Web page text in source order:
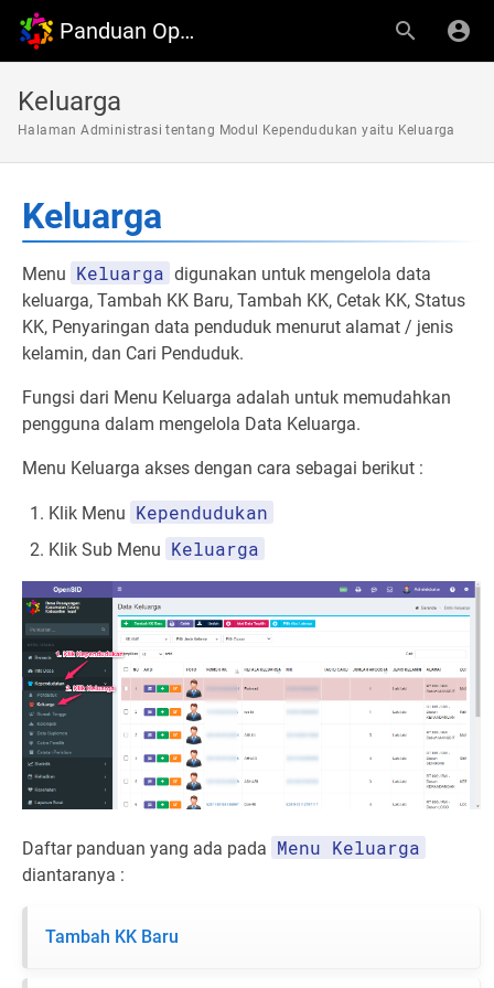
Panduan OpenDesa
Keluarga
Halaman Administrasi tentang Modul Kependudukan yaitu Keluarga
Keluarga
Menu Keluarga digunakan untuk mengelola data
keluarga, Tambah KK Baru, Tambah KK, Cetak KK, Status
KK, Penyaringan data penduduk menurut alamat / jenis
kelamin, dan Cari Penduduk.
Fungsi dari Menu Keluarga adalah untuk memudahkan
pengguna dalam mengelola Data Keluarga.
Menu Keluarga akses dengan cara sebagai berikut :
Klik Menu Kependudukan
Klik Sub Menu Keluarga
Daftar panduan yang ada pada Menu Keluarga
diantaranya :
Tambah KK Baru